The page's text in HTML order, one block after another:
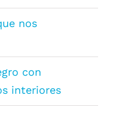
nos
con
interiores